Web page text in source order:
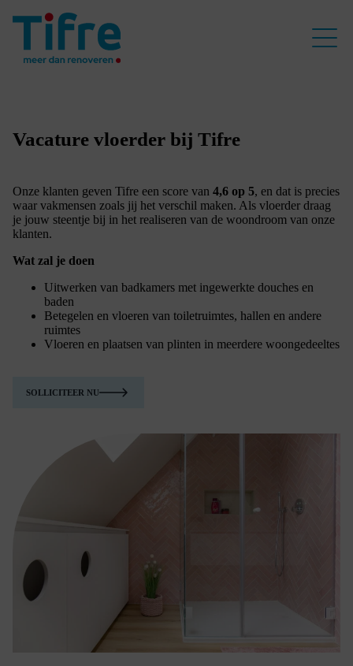
Vacature vloerder bij Tifre
Onze klanten geven Tifre een score van 4,6 op 5, en dat is precies
waar vakmensen zoals jij het verschil maken. Als vloerder draag
je jouw steentje bij in het realiseren van de woondroom van onze
klanten.
Wat zal je doen
Uitwerken van badkamers met ingewerkte douches en
baden
Betegelen en vloeren van toiletruimtes, hallen en andere
ruimtes
Vloeren en plaatsen van plinten in meerdere woongedeeltes
SOLLICITEER NU